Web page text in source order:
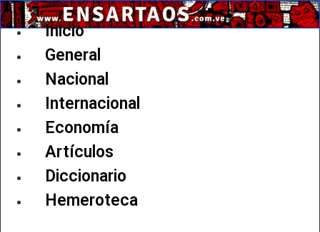
Ir
al
Inicio
General
Nacional
Internacional
Economía
Artículos
Diccionario
Hemeroteca